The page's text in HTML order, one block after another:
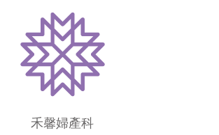
禾馨婦產科